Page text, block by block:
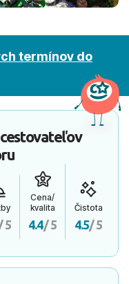
termínov do
5
Cena/
kvalita
4.4/ 5
Čistota
4.5/ 5